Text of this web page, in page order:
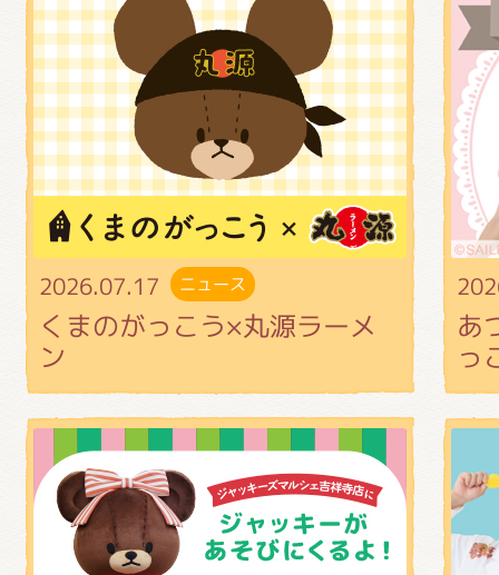
2026.07.17 ニュース
くまのがっこう×丸源ラーメ
ン
あ
っ